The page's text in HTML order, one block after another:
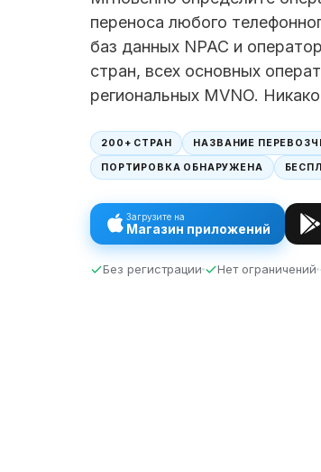
переноса любого
баз данных NPAC и
стран, всех основных
региональных MVNO.
200+ СТРАН НАЗВАНИЕ
ПОРТИРОВКА ОБНАРУЖЕНА
Загрузите на
Магазин приложений
Без регистрации Нет ограничений